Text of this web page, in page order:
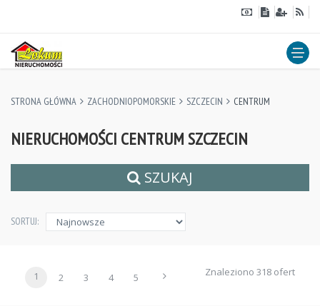
STRONA GŁÓWNA ZACHODNIOPOMORSKIE SZCZECIN CENTRUM
NIERUCHOMOŚCI CENTRUM SZCZECIN
SZUKAJ
SORTUJ:
1 2 3 4 5 Znaleziono 318 ofert